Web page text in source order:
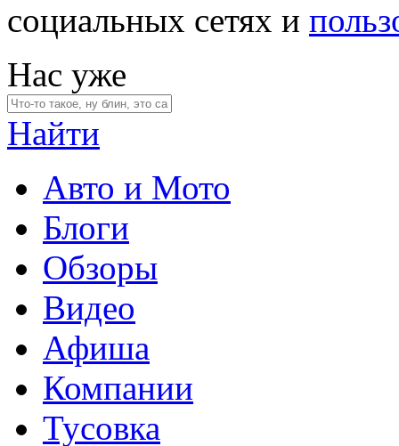
социальных сетях и
Нас уже
Найти
Авто и Мото
Блоги
Обзоры
Видео
Афиша
Компании
Тусовка